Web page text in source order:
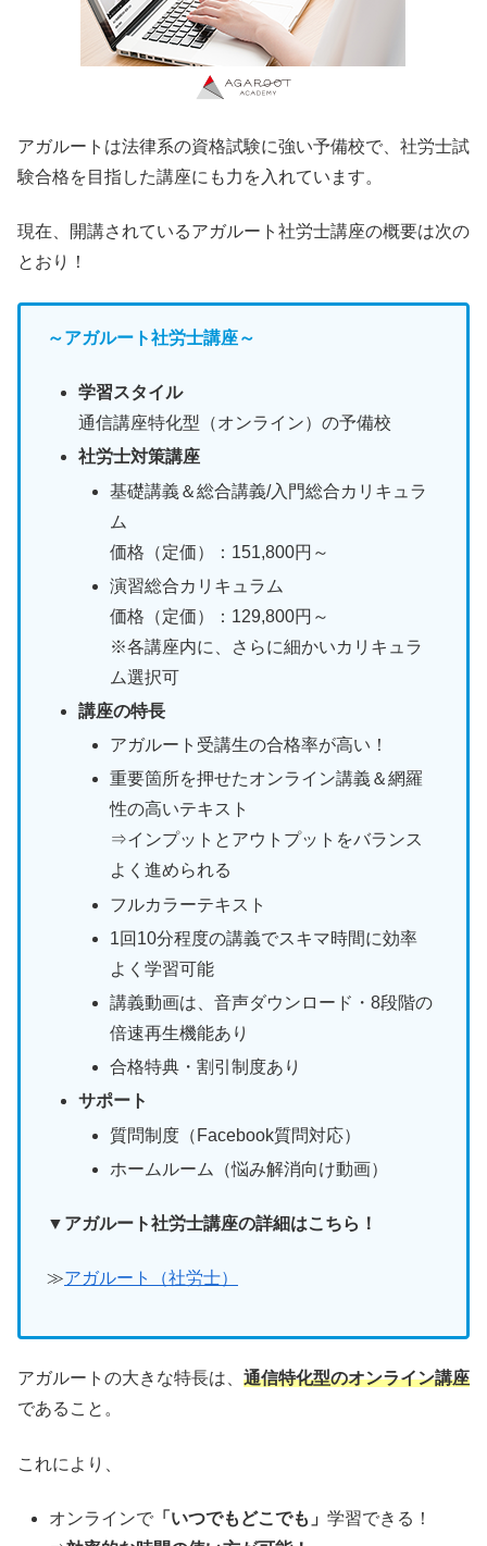
アガルートは法律系の資格試験に強い予備校で、社労士試
験合格を目指した講座にも力を入れています。
現在、開講されているアガルート社労士講座の概要は次の
とおり！
～アガルート社労士講座～
学習スタイル
通信講座特化型（オンライン）の予備校
社労士対策講座
基礎講義＆総合講義/入門総合カリキュラ
ム
価格（定価）：151,800円～
演習総合カリキュラム
価格（定価）：129,800円～
※各講座内に、さらに細かいカリキュラ
ム選択可
講座の特長
アガルート受講生の合格率が高い！
重要箇所を押せたオンライン講義＆網羅
性の高いテキスト
⇒インプットとアウトプットをバランス
よく進められる
フルカラーテキスト
1回10分程度の講義でスキマ時間に効率
よく学習可能
講義動画は、音声ダウンロード・8段階の
倍速再生機能あり
合格特典・割引制度あり
サポート
質問制度（Facebook質問対応）
ホームルーム（悩み解消向け動画）
▼アガルート社労士講座の詳細はこちら！
≫アガルート（社労士）
アガルートの大きな特長は、 通信特化型のオンライン講座
であること。
これにより、
オンラインで 「いつでもどこでも」学習できる！